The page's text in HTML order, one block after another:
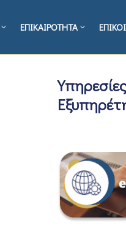
ΕΠΙΚΑΙΡΟΤΗΤΑ